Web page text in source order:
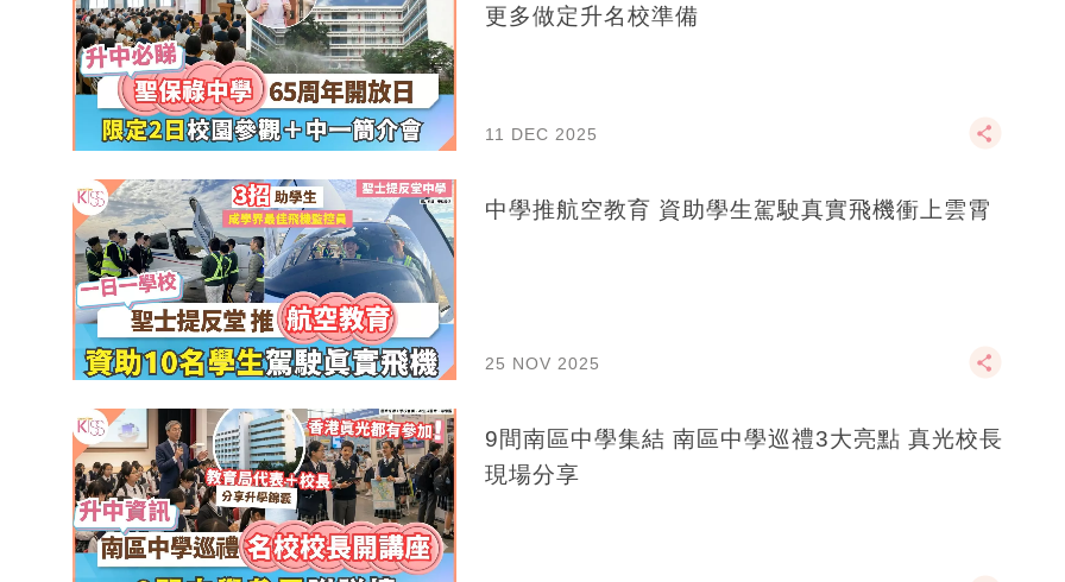
更多做定升名校準備
11 DEC 2025
中學推航空教育 資助學生駕駛真實飛機衝上雲霄
25 NOV 2025
9間南區中學集結 南區中學巡禮3大亮點 真光校長
現場分享